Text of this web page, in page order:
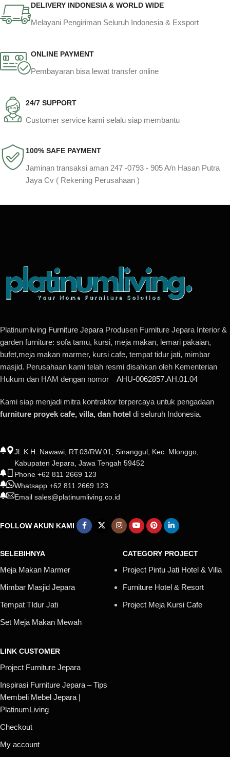
DELIVERY INDONESIA & WORLD WIDE
Melayani Pengiriman Seluruh Indonesia & Exsport
ONLINE PAYMENT
Pembayaran bisa lewat transfer online
24/7 SUPPORT
Customer service kami selalu siap membantu
100% SAFE PAYMENT
Jaminan transaksi aman 247 -0793 - 905 A/n Hasan Putra
Jaya Cv ( Rekening Perusahaan )
Platinumliving Furniture Jepara Produsen Furniture Jepara Interior &
garden furniture: sofa tamu, kursi, meja makan, lemari pakaian,
bufet,meja makan marmer, kursi cafe, tempat tidur jati, mimbar
masjid. Perusahaan kami telah resmi disahkan oleh Kementerian
Hukum dan HAM dengan nomor AHU-0062857.AH.01.04
Kami siap menjadi mitra kontraktor terpercaya untuk pengadaan
furniture proyek cafe, villa, dan hotel di seluruh Indonesia.
Jl. K.H. Nawawi, RT.03/RW.01, Sinanggul, Kec. Mlonggo,
Kabupaten Jepara, Jawa Tengah 59452
Phone +62 811 2669 123
Whatsapp +62 811 2669 123
Email sales@platinumliving.co.id
FOLLOW AKUN KAMI
SELEBIHNYA
Meja Makan Marmer
Mimbar Masjid Jepara
Tempat TIdur Jati
Set Meja Makan Mewah
CATEGORY PROJECT
Project Pintu Jati Hotel & Villa
Furniture Hotel & Resort
Project Meja Kursi Cafe
LINK CUSTOMER
Project Furniture Jepara
Inspirasi Furniture Jepara – Tips
Membeli Mebel Jepara |
PlatinumLiving
Checkout
My account